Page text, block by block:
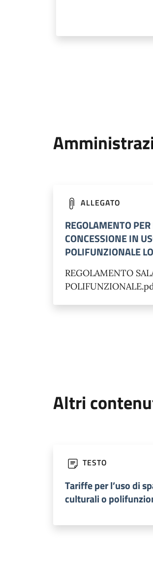
ALLEGATO
REGOLAMENTO
CONCESSIONE IN
POLIFUNZIONALE
REGOLAMENTO
Altri
TESTO
Tariffe per l’uso di
culturali o